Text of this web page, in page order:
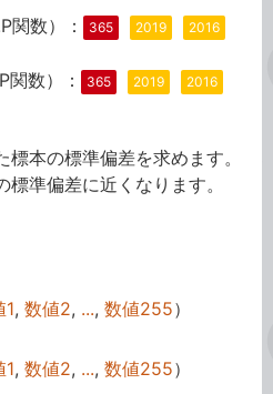
関数）： 365 2019
2016
数）： 365 2019
2016
標本の標準偏差を求めます。
準偏差に近くなります。
1, 数値2, ..., 数値255）
1, 数値2, ..., 数値255）